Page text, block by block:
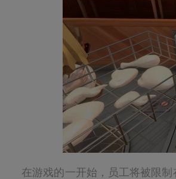
在游戏的一开始，员工将被限制